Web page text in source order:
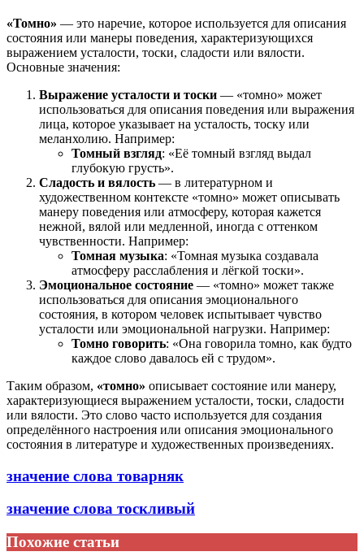
«Томно» — это наречие, которое используется для описания
состояния или манеры поведения, характеризующихся
выражением усталости, тоски, сладости или вялости.
Основные значения:
Выражение усталости и тоски — «томно» может
использоваться для описания поведения или выражения
лица, которое указывает на усталость, тоску или
меланхолию. Например:
Томный взгляд: «Её томный взгляд выдал
глубокую грусть».
Сладость и вялость — в литературном и
художественном контексте «томно» может описывать
манеру поведения или атмосферу, которая кажется
нежной, вялой или медленной, иногда с оттенком
чувственности. Например:
Томная музыка: «Томная музыка создавала
атмосферу расслабления и лёгкой тоски».
Эмоциональное состояние — «томно» может также
использоваться для описания эмоционального
состояния, в котором человек испытывает чувство
усталости или эмоциональной нагрузки. Например:
Томно говорить: «Она говорила томно, как будто
каждое слово давалось ей с трудом».
Таким образом, «томно» описывает состояние или манеру,
характеризующиеся выражением усталости, тоски, сладости
или вялости. Это слово часто используется для создания
определённого настроения или описания эмоционального
состояния в литературе и художественных произведениях.
значение слова товарняк
значение слова тоскливый
Похожие статьи